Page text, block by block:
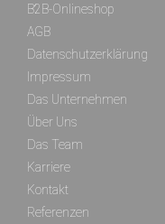
B2B-Onlineshop
AGB
Datenschutz­erklärung
Impressum
Das Unternehmen
Über Uns
Das Team
Karriere
Kontakt
Referenzen